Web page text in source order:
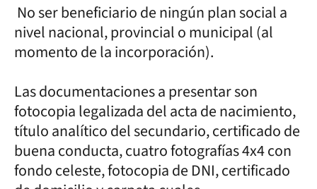
No ser beneficiario de ningún plan social a
nivel nacional, provincial o municipal (al
momento de la incorporación).
Las documentaciones a presentar son
fotocopia legalizada del acta de nacimiento,
título analítico del secundario, certificado de
buena conducta, cuatro fotografías 4x4 con
fondo celeste, fotocopia de DNI, certificado